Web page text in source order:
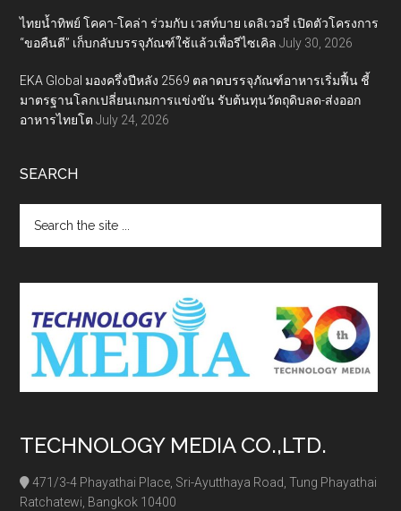
ไทยน้ำทิพย์ โคคา-โคล่า ร่วมกับ เวสท์บาย เดลิเวอรี่ เปิดตัวโครงการ
“ขอคืนดี” เก็บกลับบรรจุภัณฑ์ใช้แล้วเพื่อรีไซเคิล July 30, 2026
EKA Global มองครึ่งปีหลัง 2569 ตลาดบรรจุภัณฑ์อาหารเริ่มฟื้น ชี้
มาตรฐานโลกเปลี่ยนเกมการแข่งขัน รับต้นทุนวัตถุดิบลด-ส่งออก
อาหารไทยโต July 24, 2026
SEARCH
the
site
TECHNOLOGY MEDIA CO.,LTD.
471/3-4 Phayathai Place, Sri-Ayutthaya Road, Tung Phayathai
Ratchatewi, Bangkok 10400